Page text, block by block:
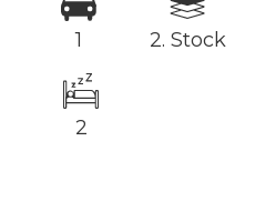
1 2. Stock
2